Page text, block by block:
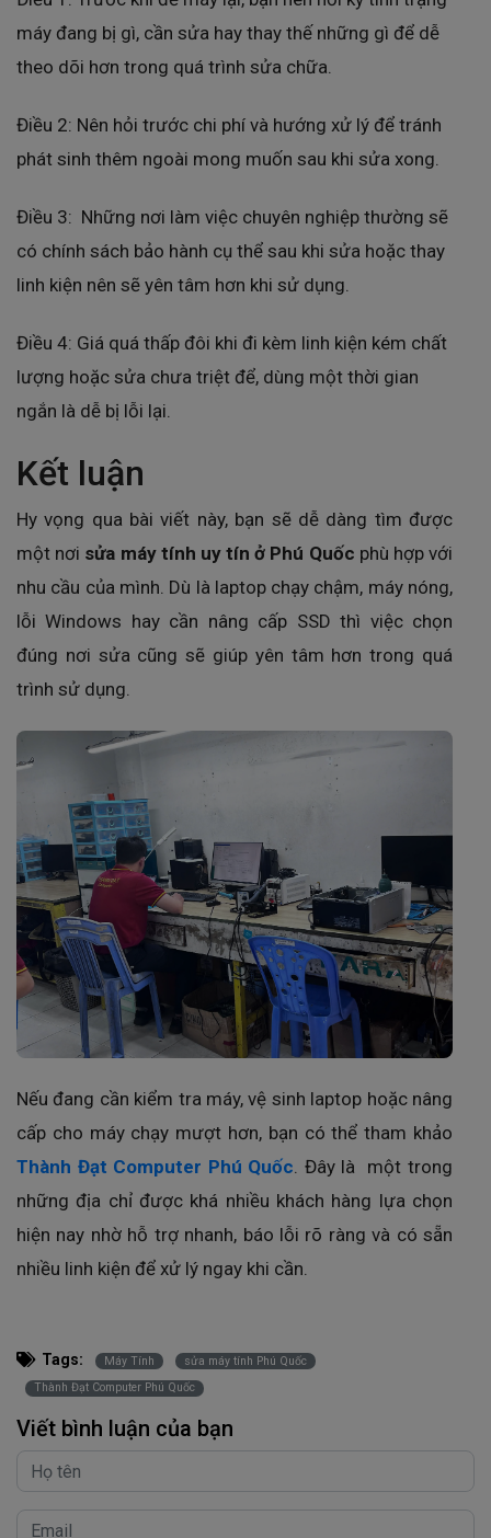
máy đang bị gì, cần sửa hay thay thế những gì để dễ
theo dõi hơn trong quá trình sửa chữa.
Điều 2: Nên hỏi trước chi phí và hướng xử lý để tránh
phát sinh thêm ngoài mong muốn sau khi sửa xong.
Điều 3: Những nơi làm việc chuyên nghiệp thường sẽ
có chính sách bảo hành cụ thể sau khi sửa hoặc thay
linh kiện nên sẽ yên tâm hơn khi sử dụng.
Điều 4: Giá quá thấp đôi khi đi kèm linh kiện kém chất
lượng hoặc sửa chưa triệt để, dùng một thời gian
ngắn là dễ bị lỗi lại.
Kết luận
Hy vọng qua bài viết này, bạn sẽ dễ dàng tìm được
một nơi sửa máy tính uy tín ở Phú Quốc phù hợp với
nhu cầu của mình. Dù là laptop chạy chậm, máy nóng,
lỗi Windows hay cần nâng cấp SSD thì việc chọn
đúng nơi sửa cũng sẽ giúp yên tâm hơn trong quá
trình sử dụng.
Nếu đang cần kiểm tra máy, vệ sinh laptop hoặc nâng
cấp cho máy chạy mượt hơn, bạn có thể tham khảo
Thành Đạt Computer Phú Quốc . Đây là một trong
những địa chỉ được khá nhiều khách hàng lựa chọn
hiện nay nhờ hỗ trợ nhanh, báo lỗi rõ ràng và có sẵn
nhiều linh kiện để xử lý ngay khi cần.
Tags: Máy Tính
sửa máy tính Phú Quốc
Thành Đạt Computer Phú Quốc
Viết bình luận của bạn